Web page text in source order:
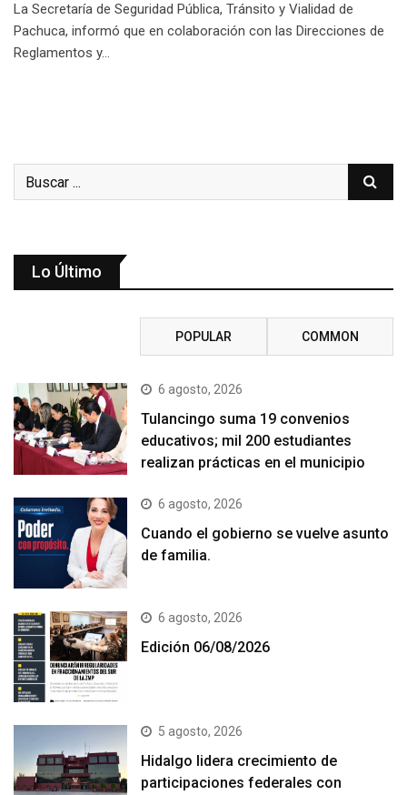
La Secretaría de Seguridad Pública, Tránsito y Vialidad de
Pachuca, informó que en colaboración con las Direcciones de
Reglamentos y…
Lo Último
POPULAR COMMON
6 agosto, 2026
Tulancingo suma 19 convenios
educativos; mil 200 estudiantes
realizan prácticas en el municipio
6 agosto, 2026
Cuando el gobierno se vuelve asunto
de familia.
6 agosto, 2026
Edición 06/08/2026
5 agosto, 2026
Hidalgo lidera crecimiento de
participaciones federales con